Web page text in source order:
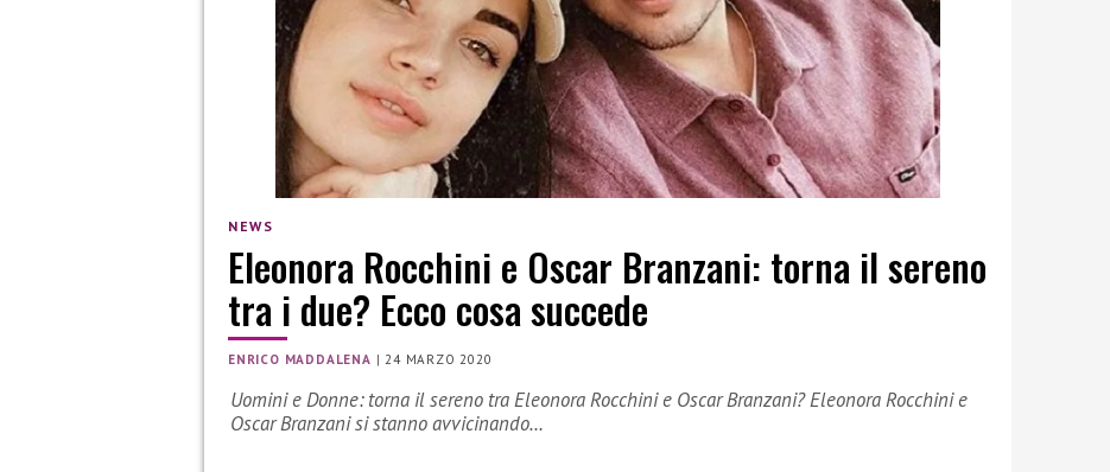
NEWS
Eleonora Rocchini e Oscar Branzani: torna il sereno
tra i due? Ecco cosa succede
ENRICO MADDALENA |24 MARZO 2020
Uomini e Donne: torna il sereno tra Eleonora Rocchini e Oscar Branzani? Eleonora Rocchini e
Oscar Branzani si stanno avvicinando…